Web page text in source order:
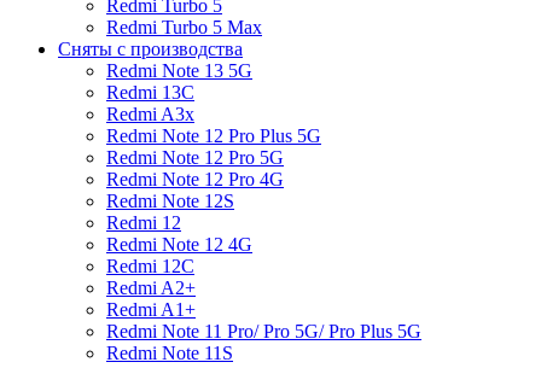
Redmi Turbo 5
Redmi Turbo 5 Max
Сняты с производства
Redmi Note 13 5G
Redmi 13C
Redmi A3x
Redmi Note 12 Pro Plus 5G
Redmi Note 12 Pro 5G
Redmi Note 12 Pro 4G
Redmi Note 12S
Redmi 12
Redmi Note 12 4G
Redmi 12C
Redmi A2+
Redmi A1+
Redmi Note 11 Pro/ Pro 5G/ Pro Plus 5G
Redmi Note 11S